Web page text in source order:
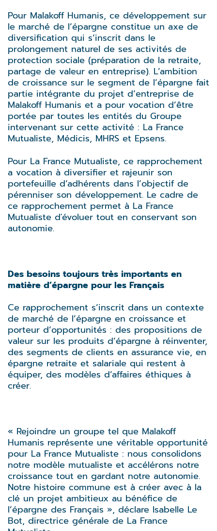
Pour Malakoff Humanis, ce développement sur
le marché de l’épargne constitue un axe de
diversification qui s’inscrit dans le
prolongement naturel de ses activités de
protection sociale (préparation de la retraite,
partage de valeur en entreprise). L’ambition
de croissance sur le segment de l’épargne fait
partie intégrante du projet d’entreprise de
Malakoff Humanis et a pour vocation d’être
portée par toutes les entités du Groupe
intervenant sur cette activité : La France
Mutualiste, Médicis, MHRS et Epsens.
Pour La France Mutualiste, ce rapprochement
a vocation à diversifier et rajeunir son
portefeuille d’adhérents dans l’objectif de
pérenniser son développement. Le cadre de
ce rapprochement permet à La France
Mutualiste d'évoluer tout en conservant son
autonomie.
Des besoins toujours très importants en
matière d’épargne pour les Français
Ce rapprochement s’inscrit dans un contexte
de marché de l’épargne en croissance et
porteur d’opportunités : des propositions de
valeur sur les produits d’épargne à réinventer,
des segments de clients en assurance vie, en
épargne retraite et salariale qui restent à
équiper, des modèles d’affaires éthiques à
créer.
« Rejoindre un groupe tel que Malakoff
Humanis représente une véritable opportunité
pour La France Mutualiste : nous consolidons
notre modèle mutualiste et accélérons notre
croissance tout en gardant notre autonomie.
Notre histoire commune est à créer avec à la
clé un projet ambitieux au bénéfice de
l’épargne des Français », déclare Isabelle Le
Bot, directrice générale de La France